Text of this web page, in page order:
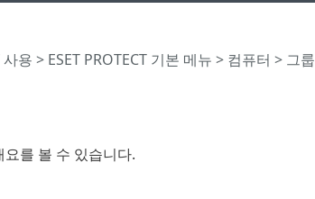
사용 > ESET PROTECT 기본 메뉴 > 컴퓨터 > 그룹
를 볼 수 있습니다.